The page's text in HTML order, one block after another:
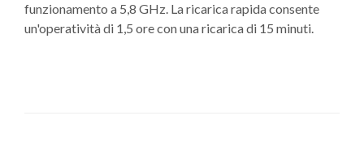
funzionamento a 5,8 GHz. La ricarica rapida consente
un'operatività di 1,5 ore con una ricarica di 15 minuti.